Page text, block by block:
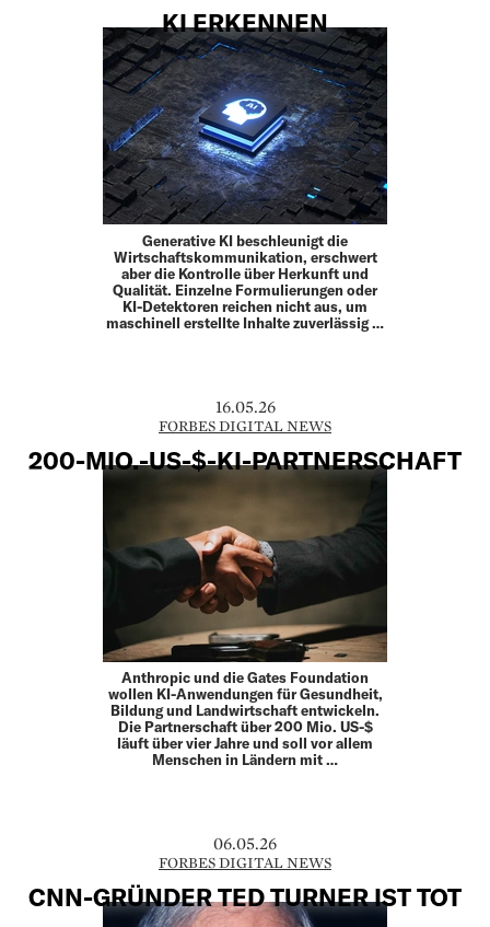
KI ERKENNEN
Generative KI beschleunigt die
Wirtschaftskommunikation, erschwert
aber die Kontrolle über Herkunft und
Qualität. Einzelne Formulierungen oder
KI-Detektoren reichen nicht aus, um
maschinell erstellte Inhalte zuverlässig …
16.05.26
FORBES DIGITAL NEWS
200-MIO.-US-$-KI-PARTNERSCHAFT
Anthropic und die Gates Foundation
wollen KI-Anwendungen für Gesundheit,
Bildung und Landwirtschaft entwickeln.
Die Partnerschaft über 200 Mio. US-$
läuft über vier Jahre und soll vor allem
Menschen in Ländern mit …
06.05.26
FORBES DIGITAL NEWS
CNN-GRÜNDER TED TURNER IST TOT